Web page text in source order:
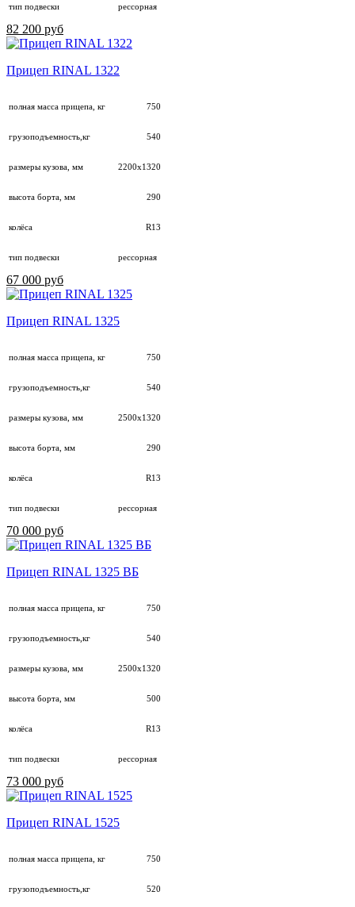
тип подвески рессорная
82 200 руб
Прицеп RINAL 1322
полная масса прицепа, кг 750
грузоподъемность,кг 540
размеры кузова, мм 2200х1320
высота борта, мм 290
колёса R13
тип подвески рессорная
67 000 руб
Прицеп RINAL 1325
полная масса прицепа, кг 750
грузоподъемность,кг 540
размеры кузова, мм 2500х1320
высота борта, мм 290
колёса R13
тип подвески рессорная
70 000 руб
Прицеп RINAL 1325 ВБ
полная масса прицепа, кг 750
грузоподъемность,кг 540
размеры кузова, мм 2500х1320
высота борта, мм 500
колёса R13
тип подвески рессорная
73 000 руб
Прицеп RINAL 1525
полная масса прицепа, кг 750
грузоподъемность,кг 520